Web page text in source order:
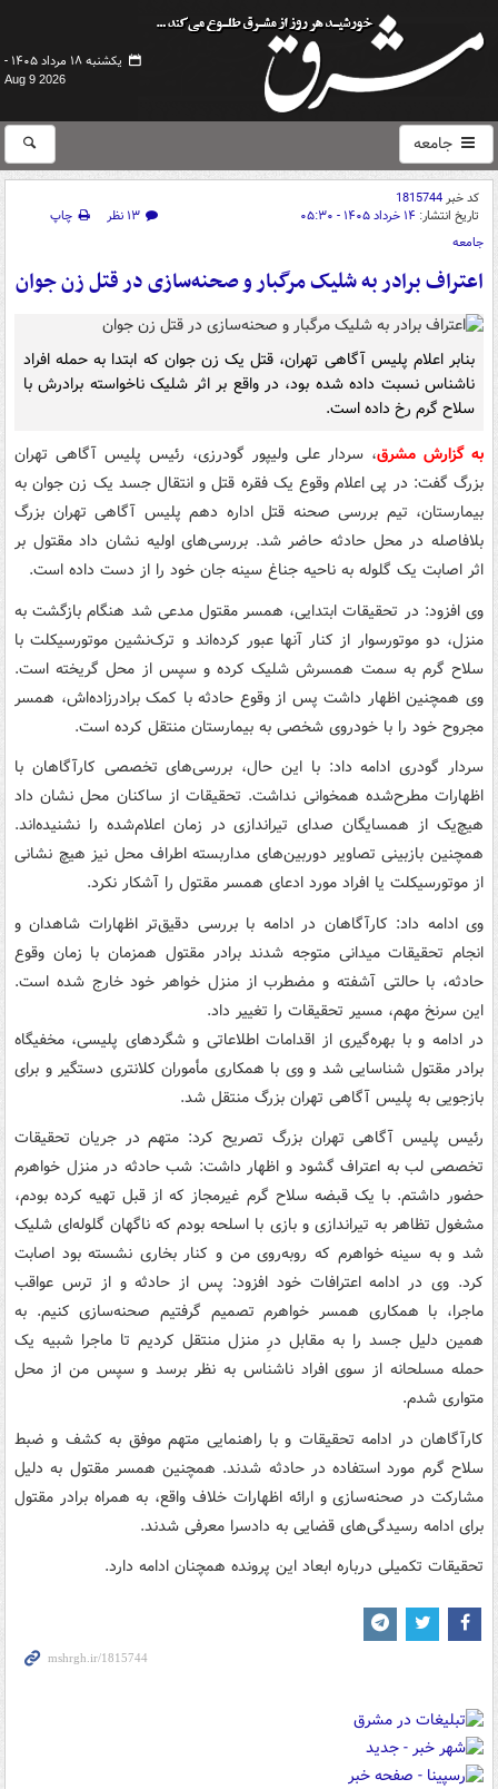
یکشنبه ۱۸ مرداد ۱۴۰۵ -
Aug 9 2026
جامعه
کد خبر1815744
تاریخ انتشار: ۱۴ خرداد ۱۴۰۵ - ۰۵:۳۰ ۱۳ نظر
چاپ
جامعه
اعتراف برادر به شلیک مرگبار و صحنه‌سازی در قتل زن جوان
بنابر اعلام پلیس آگاهی تهران، قتل یک زن جوان که ابتدا به حمله افراد
ناشناس نسبت داده شده بود، در واقع بر اثر شلیک ناخواسته برادرش با
سلاح گرم رخ داده است.
به گزارش مشرق، سردار علی ولیپور گودرزی، رئیس پلیس آگاهی تهران
بزرگ گفت: در پی اعلام وقوع یک فقره قتل و انتقال جسد یک زن جوان به
بیمارستان، تیم بررسی صحنه قتل اداره دهم پلیس آگاهی تهران بزرگ
بلافاصله در محل حادثه حاضر شد. بررسی‌های اولیه نشان داد مقتول بر
اثر اصابت یک گلوله به ناحیه جناغ سینه جان خود را از دست داده است.
وی افزود: در تحقیقات ابتدایی، همسر مقتول مدعی شد هنگام بازگشت به
منزل، دو موتورسوار از کنار آنها عبور کرده‌اند و ترک‌نشین موتورسیکلت با
سلاح گرم به سمت همسرش شلیک کرده و سپس از محل گریخته است.
وی همچنین اظهار داشت پس از وقوع حادثه با کمک برادرزاده‌اش، همسر
مجروح خود را با خودروی شخصی به بیمارستان منتقل کرده است.
سردار گودری ادامه داد: با این حال، بررسی‌های تخصصی کارآگاهان با
اظهارات مطرح‌شده همخوانی نداشت. تحقیقات از ساکنان محل نشان داد
هیچ‌یک از همسایگان صدای تیراندازی در زمان اعلام‌شده را نشنیده‌اند.
همچنین بازبینی تصاویر دوربین‌های مداربسته اطراف محل نیز هیچ نشانی
از موتورسیکلت یا افراد مورد ادعای همسر مقتول را آشکار نکرد.
وی ادامه داد: کارآگاهان در ادامه با بررسی دقیق‌تر اظهارات شاهدان و
انجام تحقیقات میدانی متوجه شدند برادر مقتول همزمان با زمان وقوع
حادثه، با حالتی آشفته و مضطرب از منزل خواهر خود خارج شده است.
این سرنخ مهم، مسیر تحقیقات را تغییر داد.
در ادامه و با بهره‌گیری از اقدامات اطلاعاتی و شگردهای پلیسی، مخفیگاه
برادر مقتول شناسایی شد و وی با همکاری مأموران کلانتری دستگیر و برای
بازجویی به پلیس آگاهی تهران بزرگ منتقل شد.
رئیس پلیس آگاهی تهران بزرگ تصریح کرد: متهم در جریان تحقیقات
تخصصی لب به اعتراف گشود و اظهار داشت: شب حادثه در منزل خواهرم
حضور داشتم. با یک قبضه سلاح گرم غیرمجاز که از قبل تهیه کرده بودم،
مشغول تظاهر به تیراندازی و بازی با اسلحه بودم که ناگهان گلوله‌ای شلیک
شد و به سینه خواهرم که روبه‌روی من و کنار بخاری نشسته بود اصابت
کرد. وی در ادامه اعترافات خود افزود: پس از حادثه و از ترس عواقب
ماجرا، با همکاری همسر خواهرم تصمیم گرفتیم صحنه‌سازی کنیم. به
همین دلیل جسد را به مقابل درِ منزل منتقل کردیم تا ماجرا شبیه یک
حمله مسلحانه از سوی افراد ناشناس به نظر برسد و سپس من از محل
متواری شدم.
کارآگاهان در ادامه تحقیقات و با راهنمایی متهم موفق به کشف و ضبط
سلاح گرم مورد استفاده در حادثه شدند. همچنین همسر مقتول به دلیل
مشارکت در صحنه‌سازی و ارائه اظهارات خلاف واقع، به همراه برادر مقتول
برای ادامه رسیدگی‌های قضایی به دادسرا معرفی شدند.
تحقیقات تکمیلی درباره ابعاد این پرونده همچنان ادامه دارد.